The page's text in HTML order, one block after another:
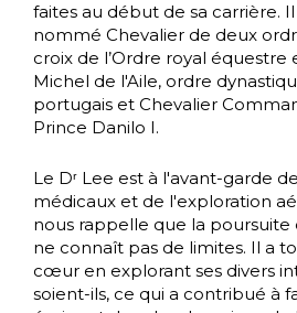
faites au début de sa carrière.
nommé Chevalier de deux
croix de l’Ordre royal équestre
Michel de l'Aile, ordre
portugais et Chevalier
Prince Danilo I.
Le Dʳ Lee est à l'avant-garde
médicaux et de l'exploration
nous rappelle que la poursuite
ne connaît pas de limites. Il a
cœur en explorant ses divers
soient-ils, ce qui a contribué à